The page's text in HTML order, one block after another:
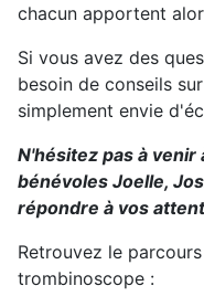
chacun apportent
Si vous avez des
besoin de conseils
simplement envie
N'hésitez pas à
bénévoles Joelle,
répondre à vos
Retrouvez le
trombinoscope :